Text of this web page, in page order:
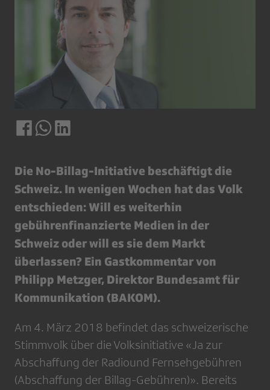
Die No-Billag-Initiative beschäftigt die
Schweiz. In wenigen Wochen hat das Volk
entschieden: Will es weiterhin
gebührenfinanzierte Medien in der
Schweiz oder will es sie dem Markt
überlassen? Ein Gastkommentar von
Philipp Metzger, Direktor Bundesamt für
Kommunikation (BAKOM).
Am 4. März 2018 befindet das schweizerische
Stimmvolk über die Volksinitiative «Ja zur
Abschaffung der Radiound Fernsehgebühren
(Abschaffung der Billag-Gebühren)». Bereits